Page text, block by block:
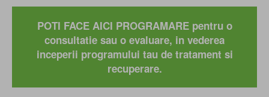
POTI FACE AICI PROGRAMARE pentru o
consultatie sau o evaluare, in vederea
inceperii programului tau de tratament si
recuperare.